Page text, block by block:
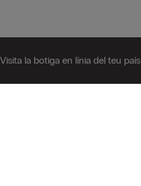
Visita la botiga en línia del teu país